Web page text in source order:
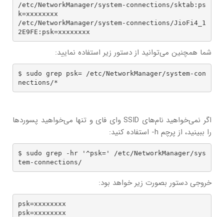
/etc/NetworkManager/system-connections/sktab:ps
k=xxxxxxxx
/etc/NetworkManager/system-connections/JioFi4_1
2E9FE:psk=xxxxxxxx
شما همچنین می‌توانید از دستور زیر استفاده نمایید:
$ sudo grep psk= /etc/NetworkManager/system-con
nections/*
اگر نمی‌خواهید نام‌های SSID وای فای و تنها می‌خواهید پسوردها
را ببینید، از پرچم h- استفاده کنید:
$ sudo grep -hr '^psk=' /etc/NetworkManager/sys
tem-connections/
خروجی دستور بصورت زیر خواهد بود:
psk=xxxxxxxx
psk=xxxxxxxx